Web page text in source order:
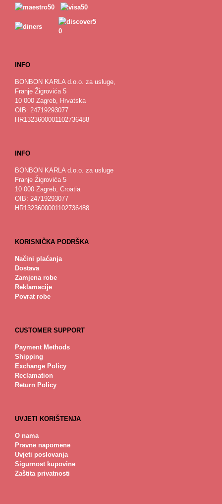
INFO
BONBON KARLA d.o.o. za usluge,
Franje Žigrovića 5
10 000 Zagreb, Hrvatska
OIB: 24719293077
HR1323600001102736488
INFO
BONBON KARLA d.o.o. za usluge
Franje Žigrovića 5
10 000 Zagreb, Croatia
OIB: 24719293077
HR1323600001102736488
KORISNIČKA PODRŠKA
Načini plaćanja
Dostava
Zamjena robe
Reklamacije
Povrat robe
CUSTOMER SUPPORT
Payment Methods
Shipping
Exchange Policy
Reclamation
Return Policy
UVJETI KORIŠTENJA
O nama
Pravne napomene
Uvjeti poslovanja
Sigurnost kupovine
Zaštita privatnosti